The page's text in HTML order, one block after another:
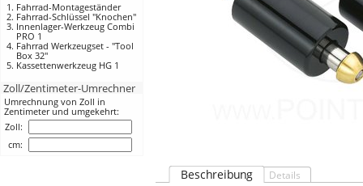
Fahrrad-Montageständer
Fahrrad-Schlüssel "Knochen"
Innenlager-Werkzeug Combi
PRO 1
Fahrrad Werkzeugset - "Tool
Box 32"
Kassettenwerkzeug HG 1
Zoll/Zentimeter-Umrechner
Umrechnung von Zoll in
Zentimeter und umgekehrt:
Zoll:
cm:
Beschreibung Details